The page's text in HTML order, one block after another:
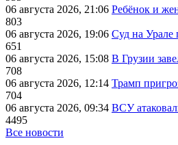
06 августа 2026, 21:06 Ребёнок и
803
06 августа 2026, 19:06 Суд на Урале
651
06 августа 2026, 15:08 В Грузии
708
06 августа 2026, 12:14 Трамп
704
06 августа 2026, 09:34 ВСУ
4495
Все новости